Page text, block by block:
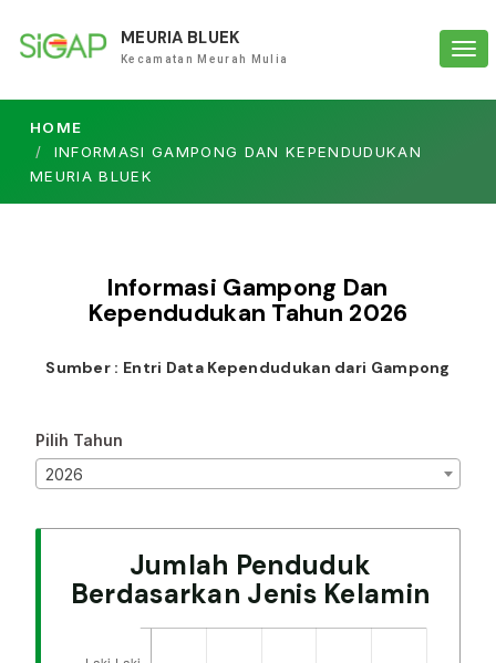
MEURIA BLUEK
Kecamatan Meurah Mulia
HOME
INFORMASI GAMPONG DAN KEPENDUDUKAN
MEURIA BLUEK
Informasi Gampong Dan
Kependudukan Tahun 2026
Sumber : Entri Data Kependudukan dari Gampong
Pilih Tahun
2026
Jumlah Penduduk
Berdasarkan Jenis Kelamin